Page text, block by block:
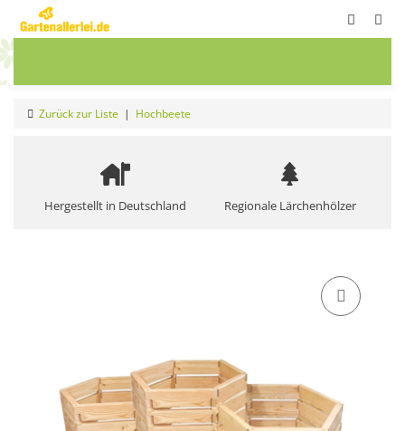
Zurück zur Liste Hochbeete
Hergestellt in Deutschland Regionale Lärchenhölzer